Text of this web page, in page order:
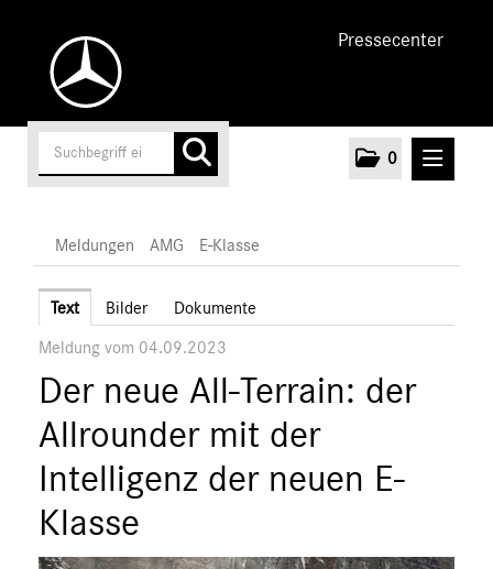
Pressecenter
0
Unternehmen
Cars
AMG
C-Klasse
E-Klasse
SL
Meldungen AMG E-Klasse
Text Bilder Dokumente
Meldung vom 04.09.2023
Der neue All-Terrain: der
Allrounder mit der
Intelligenz der neuen E-
Klasse